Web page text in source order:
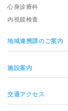
心身診療科
内視鏡検査
地域連携課のご案内
施設案内
交通アクセス